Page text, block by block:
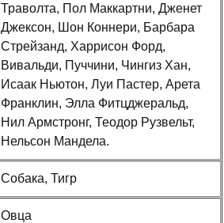
Траволта, Пол Маккартни, Дженет
Джексон, Шон Коннери, Барбара
Стрейзанд, Харрисон Форд,
Вивальди, Пуччини, Чингиз Хан,
Исаак Ньютон, Луи Пастер, Арета
Франклин, Элла Фитцджеральд,
Нил Армстронг, Теодор Рузвельт,
Нельсон Мандела.
Собака, Тигр
Овца